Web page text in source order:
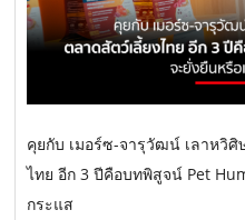
คุยกับ เมอร์ซ-จารุวัฒน์ เลาหวิศิ
ไทย อีก 3 ปีคือบทพิสูจน์ Pet
กระแส